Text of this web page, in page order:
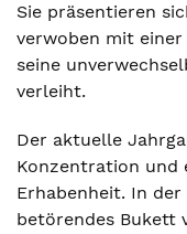
Sie präsentieren
verwoben mit einer
seine
verleiht.
Der aktuelle
Konzentration und
Erhabenheit. In
betörendes Bukett